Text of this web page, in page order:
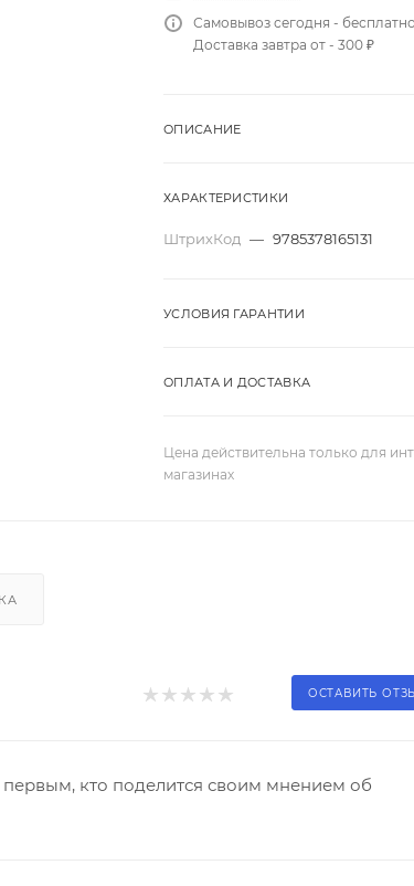
Самовывоз сегодня - бесплатно
Доставка завтра от - 300 ₽
ОПИСАНИЕ
ХАРАКТЕРИСТИКИ
ШтрихКод — 9785378165131
УСЛОВИЯ ГАРАНТИИ
ОПЛАТА И ДОСТАВКА
Цена действительна только для
магазинах
ОСТАВИТЬ
кто поделится своим мнением об